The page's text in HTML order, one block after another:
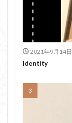
2021年9月14日
Identity